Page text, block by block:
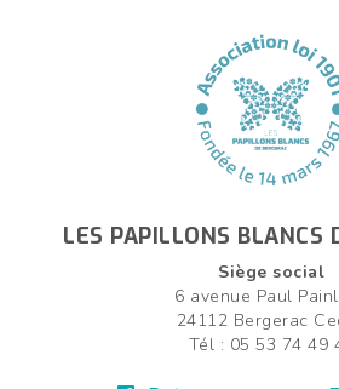
LES PAPILLONS BLANCS
Siège social
6 avenue Paul
24112 Bergerac
Tél : 05 53 74 49